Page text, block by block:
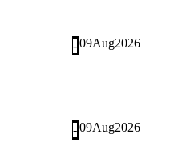
- 09Aug2026
- 09Aug2026